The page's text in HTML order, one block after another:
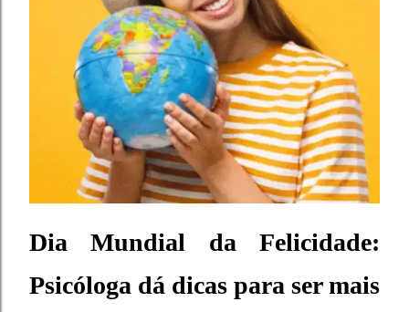
Dia Mundial da Felicidade:
Psicóloga dá dicas para ser mais